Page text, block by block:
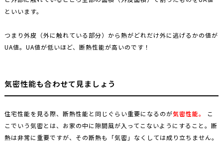
といいます。
つまり外皮（外に触れている部分）から熱がどれだけ外に逃げるかの値が
UA値。UA値が低いほど、断熱性能が高いのです！
気密性能も合わせて見ましょう
住宅性能を見る際、断熱性能と同じぐらい重要になるのが気密性能。
こ
こでいう気密とは、お家の中に隙間風が入ってこないようにすること。断
熱は非常に重要ですが、その断熱も「気密」なくしては成り立ちません。